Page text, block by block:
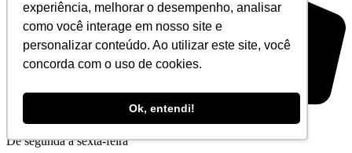
experiência, melhorar o desempenho, analisar
como você interage em nosso site e
personalizar conteúdo. Ao utilizar este site, você
concorda com o uso de cookies.
Ok, entendi!
+55 (21) 3194-5555
De segunda à sexta-feira